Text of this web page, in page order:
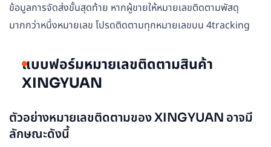
ข้อมูลการจัดส่งขั้นสุดท้าย หากผู้ขายให้หมายเลขติดตามพัสดุ
มากกว่าหนึ่งหมายเลข โปรดติดตามทุกหมายเลขบน 4tracking
แบบฟอร์มหมายเลขติดตามสินค้า
XINGYUAN
ตัวอย่างหมายเลขติดตามของ XINGYUAN อาจมี
ลักษณะดังนี้